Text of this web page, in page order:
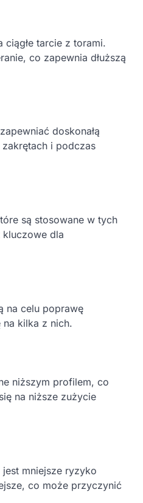
tarcie z torami.
co zapewnia dłuższą
doskonałą
i podczas
są stosowane w tych
dla
na celu poprawę
kilka z nich.
niższym profilem, co
na niższe zużycie
mniejsze ryzyko
co może przyczynić